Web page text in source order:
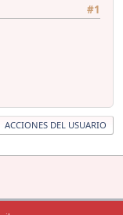
#1
ACCIONES DEL USUARIO